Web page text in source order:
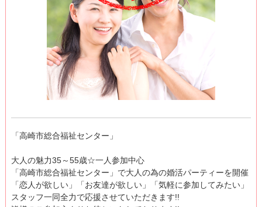
「高崎市総合福祉センター」
大人の魅力35～55歳☆一人参加中心
「高崎市総合福祉センター」で大人の為の婚活パーティーを開催
「恋人が欲しい」「お友達が欲しい」「気軽に参加してみたい」
スタッフ一同全力で応援させていただきます!!